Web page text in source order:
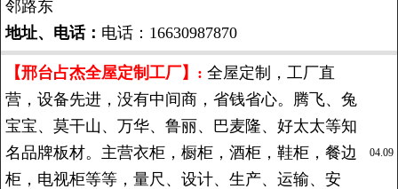
邻路东
地址、电话： 电话：16630987870
【邢台占杰全屋定制工厂】: 全屋定制，工厂直
营，设备先进，没有中间商，省钱省心。腾飞、兔
宝宝、莫干山、万华、鲁丽、巴麦隆、好太太等知
名品牌板材。主营衣柜，橱柜，酒柜，鞋柜，餐边
柜，电视柜等等，量尺、设计、生产、运输、安
04.09